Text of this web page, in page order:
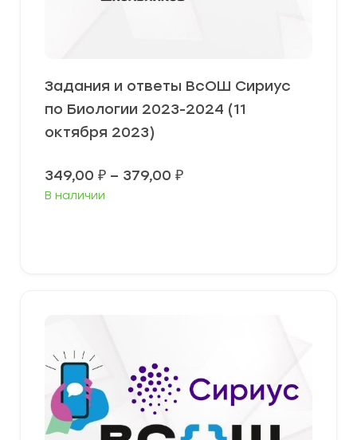
Задания и ответы ВсОШ Сириус
по Биологии 2023-2024 (11
октября 2023)
349,00 ₽ – 379,00 ₽Диапазон
В наличии